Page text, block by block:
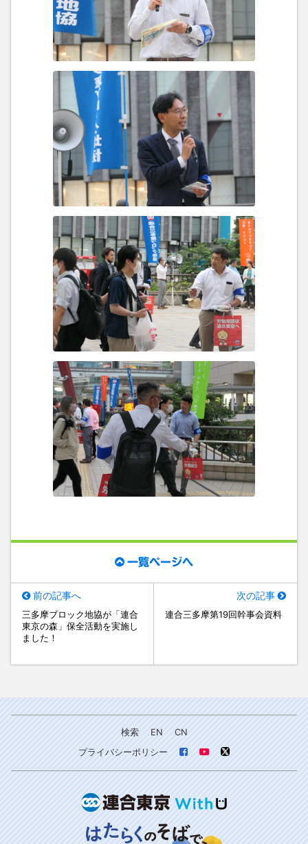
一覧ページへ
前の記事へ
三多摩ブロック地協が「連合
東京の森」保全活動を実施し
ました！
次の記事
連合三多摩第19回幹事会資料
検索 EN
CN
プライバシーポリシー